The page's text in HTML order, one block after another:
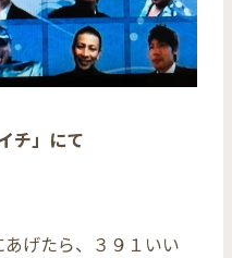
チ」にて
げたら、３９１いい